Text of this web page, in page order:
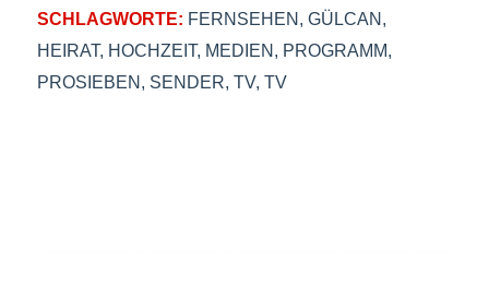
SCHLAGWORTE: FERNSEHEN, GÜLCAN,
HEIRAT, HOCHZEIT, MEDIEN, PROGRAMM,
PROSIEBEN, SENDER, TV, TV